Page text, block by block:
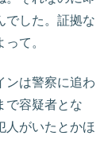
でした。証拠な
て。
ンは警察に追わ
で容疑者とな
人がいたとかほ